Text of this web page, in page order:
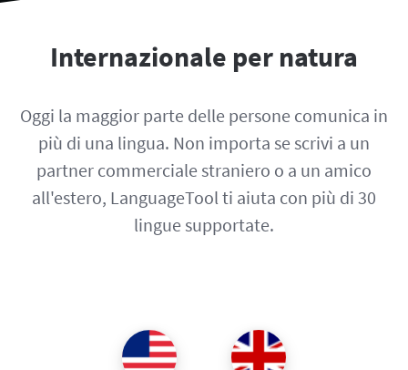
Internazionale per natura
Oggi la maggior parte delle persone comunica in
più di una lingua. Non importa se scrivi a un
partner commerciale straniero o a un amico
all'estero, LanguageTool ti aiuta con più di 30
lingue supportate.